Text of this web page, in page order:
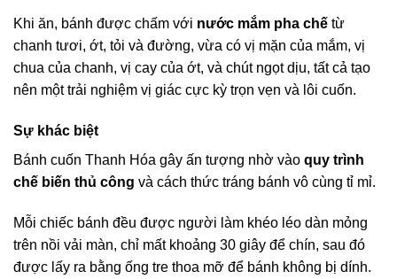
Khi ăn, bánh được chấm với nước mắm pha chế từ
chanh tươi, ớt, tỏi và đường, vừa có vị mặn của mắm, vị
chua của chanh, vị cay của ớt, và chút ngọt dịu, tất cả tạo
nên một trải nghiệm vị giác cực kỳ trọn vẹn và lôi cuốn.
Sự khác biệt
Bánh cuốn Thanh Hóa gây ấn tượng nhờ vào quy trình
chế biến thủ công và cách thức tráng bánh vô cùng tỉ mỉ.
Mỗi chiếc bánh đều được người làm khéo léo dàn mỏng
trên nồi vải màn, chỉ mất khoảng 30 giây để chín, sau đó
được lấy ra bằng ống tre thoa mỡ để bánh không bị dính.